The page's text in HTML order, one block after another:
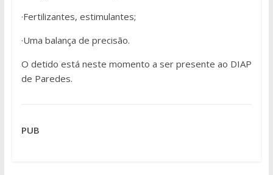
·Fertilizantes, estimulantes;
·Uma balança de precisão.
O detido está neste momento a ser presente ao DIAP
de Paredes.
PUB